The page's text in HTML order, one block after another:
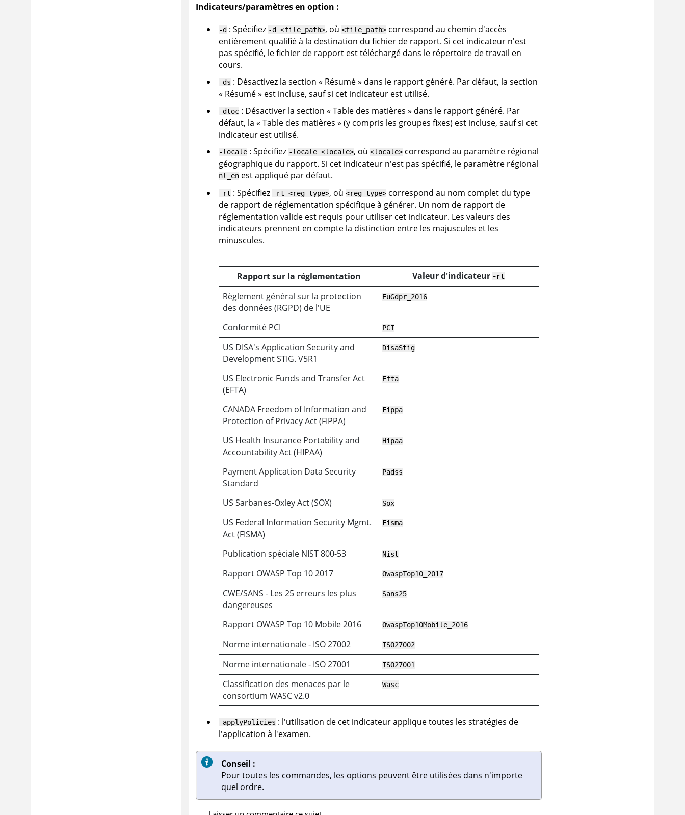
Indicateurs/paramètres en option :
-d: Spécifiez -d <file_path>, où <file_path>correspond au chemin d'accès
entièrement qualifié à la destination du fichier de rapport. Si cet indicateur n'est
pas spécifié, le fichier de rapport est téléchargé dans le répertoire de travail en
cours.
-ds : Désactivez la section « Résumé » dans le rapport généré. Par défaut, la section
« Résumé » est incluse, sauf si cet indicateur est utilisé.
-dtoc: Désactiver la section « Table des matières » dans le rapport généré. Par
défaut, la « Table des matières » (y compris les groupes fixes) est incluse, sauf si cet
indicateur est utilisé.
-locale: Spécifiez -locale <locale>, où <locale>correspond au paramètre régional
géographique du rapport. Si cet indicateur n'est pas spécifié, le paramètre régional
nl_enest appliqué par défaut.
-rt: Spécifiez -rt <reg_type>, où <reg_type>correspond au nom complet du type
de rapport de réglementation spécifique à générer. Un nom de rapport de
réglementation valide est requis pour utiliser cet indicateur. Les valeurs des
indicateurs prennent en compte la distinction entre les majuscules et les
minuscules.
Rapport sur la réglementation Valeur d'indicateur -rt
Règlement général sur la protection
des données (RGPD) de l'UE
EuGdpr_2016
Conformité PCI PCI
US DISA's Application Security and
Development STIG. V5R1
DisaStig
US Electronic Funds and Transfer Act
(EFTA)
Efta
CANADA Freedom of Information and
Protection of Privacy Act (FIPPA)
Fippa
US Health Insurance Portability and
Accountability Act (HIPAA)
Hipaa
Payment Application Data Security
Standard
Padss
US Sarbanes-Oxley Act (SOX) Sox
US Federal Information Security Mgmt.
Act (FISMA)
Fisma
Publication spéciale NIST 800-53 Nist
Rapport OWASP Top 10 2017 OwaspTop10_2017
CWE/SANS - Les 25 erreurs les plus
dangereuses
Sans25
Rapport OWASP Top 10 Mobile 2016 OwaspTop10Mobile_2016
Norme internationale - ISO 27002 ISO27002
Norme internationale - ISO 27001 ISO27001
Classification des menaces par le
consortium WASC v2.0
Wasc
-applyPolicies : l'utilisation de cet indicateur applique toutes les stratégies de
l'application à l'examen.
Conseil :
Pour toutes les commandes, les options peuvent être utilisées dans n'importe
quel ordre.